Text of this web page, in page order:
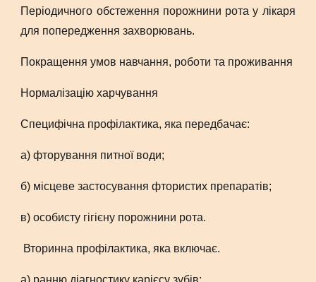
Періодичного обстеження порожнини рота у лікаря
для попередження захворювань.
Покращення умов навчання, роботи та проживання
Нормалізацію харчування
Специфічна профілактика, яка передбачає:
а) фторування питної води;
б) місцеве застосування фтористих препаратів;
в) особисту гігієну порожнини рота.
Вторинна профілактика, яка включає.
а) ранню діагностику карієсу зубів;